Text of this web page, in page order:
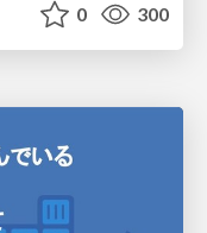
0 300